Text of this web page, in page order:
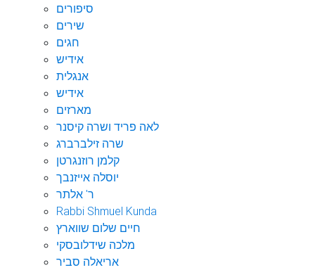
סיפורים
שירים
חגים
אידיש
אנגלית
אידיש
מארזים
לאה פריד ושרה קיסנר
שרה זילברברג
קלמן רוזנגרטן
יוסלה אייזנבך
ר' אלתר
Rabbi Shmuel Kunda
חיים שלום שווארץ
מלכה שידלובסקי
אריאלה סביר